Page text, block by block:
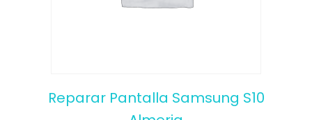
Reparar Pantalla Samsung S10